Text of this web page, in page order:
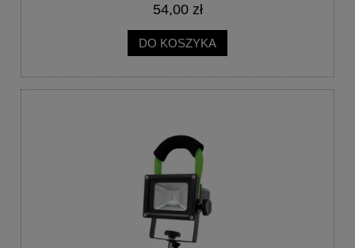
54,00 zł
DO KOSZYKA